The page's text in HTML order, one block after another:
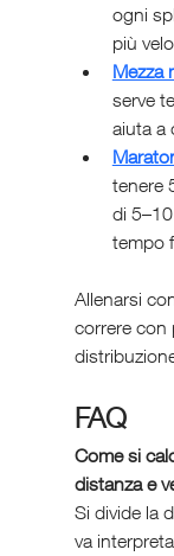
ogni
più
Mezza
serve
aiuta a
tenere
di
tempo
Allenarsi
correre con
FAQ
Come si
distanza e
Si divide la
va